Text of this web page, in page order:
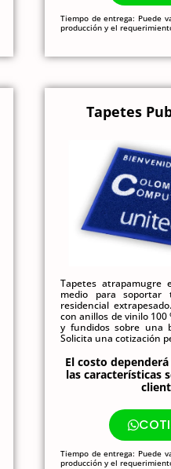
Tiempo de entrega: Puede
producción y el
Tapetes
Tapetes atrapamugre
medio para soportar
residencial
con anillos de vinilo 100
y fundidos sobre una
Solicita una cotización
El costo
las características
Tiempo de entrega: Puede
producción y el